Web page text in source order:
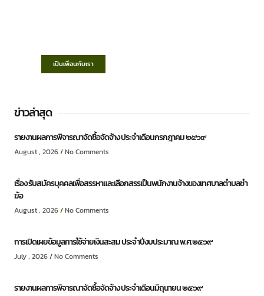
เป็นเพื่อนกับเรา
ข่าวล่าสุด
รายงานผลการพิจารณาจัดซื้อจัดจ้าง ประจำเดือนกรกฎาคม ๒๕๖๙
August , 2026 No Comments
เรื่อง รับสมัครบุคคลเพื่อสรรหาและเลือกสรรเป็นพนักงานจ้างของเทศบาลตำบลชำ
ฆ้อ
August , 2026 No Comments
การเปิดเผยข้อมูลการใช้จ่ายเงินสะสม ประจำปีงบประมาณ พ.ศ.๒๕๖๙
July , 2026 No Comments
รายงานผลการพิจารณาจัดซื้อจัดจ้าง ประจำเดือนมิถุนายน ๒๕๖๙